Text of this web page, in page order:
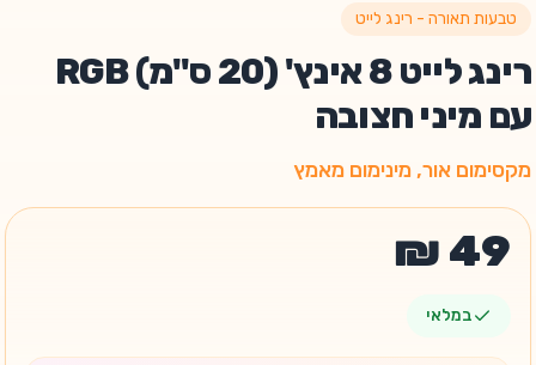
טבעות תאורה - רינג לייט
רינג לייט 8 אינץ' (20 ס"מ) RGB
עם מיני חצובה
מקסימום אור, מינימום מאמץ
במלאי